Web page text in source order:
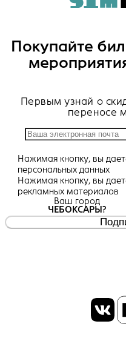
Покупайте
Первым узнай о
переносе
Нажимая кнопку, вы
персональных данных
Нажимая кнопку, вы
рекламных материалов
Ваш город
ЧЕБОКСАРЫ?